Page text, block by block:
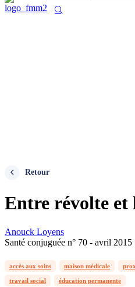
Retour
Entre révolte et
Anouck Loyens
Santé conjuguée n° 70 - avril 2015
accès aux soins maison médicale
travail social éducation permanente